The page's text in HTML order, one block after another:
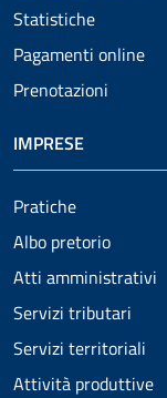
Statistiche
Pagamenti online
Prenotazioni
IMPRESE
Pratiche
Albo pretorio
Atti amministrativi
Servizi tributari
Servizi territoriali
Attività produttive